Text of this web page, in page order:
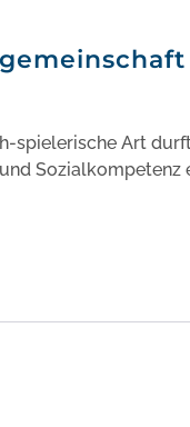
Art
Sozialkompetenz